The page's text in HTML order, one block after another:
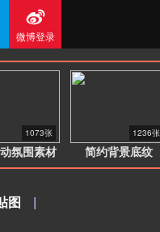

微博登录
氛围素材
1073张
简约背景底纹
1236张
图
|